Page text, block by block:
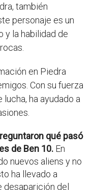
también
personaje es un
y la habilidad de
en Piedra
Con su fuerza
ha ayudado a
qué pasó
de Ben 10. En
nuevos aliens y no
ha llevado a
desaparición del